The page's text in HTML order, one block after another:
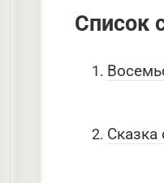
Список